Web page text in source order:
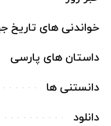
خواندنی های تاریخ
داستان های پارسی
دانستنی ها
دانلود